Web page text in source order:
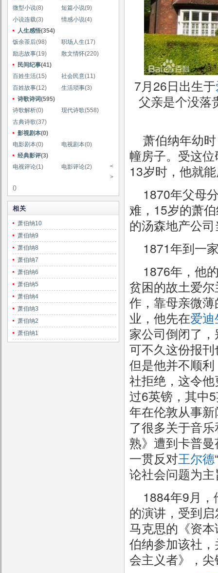
微型小说(8) 短篇小说(9)
小说连载(3) 情感小说(4)
人生感悟(354)
饭余茶后(98) 职场人生(17)
励志故事(19) 散文情怀(220)
民间纪事(41)
百姓生活(15) 社会民意(11)
百姓故事(12) 生活琐事(3)
诗歌诗词(595)
诗歌解析(0) 现代诗歌(558)
古典诗歌(37)
影视剧本(0)
电影剧本(0) 电视剧本(0)
经典影评(3)
电视评论(1) 电影评论(2)
<
>
()
相关
萧伯纳10
萧伯纳9
萧伯纳8
萧伯纳7
萧伯纳6
萧伯纳5
萧伯纳4
萧伯纳3
萧伯纳2
萧伯纳1
7月26日出生于
父亲是个没落
萧伯纳年幼
幢房子。受这
13岁时，他就
1870年父母
难，15岁的萧
的汤森地产公
1871年到一
1876年，他
贫困的故土爱
作，靠母亲微
业，他先在爱迪
家公司倒闭了
可不久这份报
但是他并不顺
社拒绝，这令
过6英镑，其中
年在伦敦从事
了很多关于音
熟》遭到卡普
一贯反对王尔德
论社会问题为主
1884年9月
的演讲，受到
马克思的《资
伯纳参加该社
会主义者》，